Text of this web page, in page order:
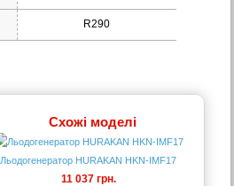
R290
Схожі моделі
Льодогенератор HURAKAN HKN-IMF17
11 037 грн.